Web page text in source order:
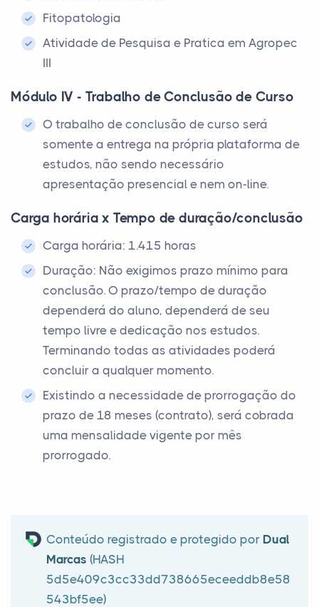
Fitopatologia
Atividade de Pesquisa e Pratica em Agropec
III
Módulo IV - Trabalho de Conclusão de Curso
O trabalho de conclusão de curso será
somente a entrega na própria plataforma de
estudos, não sendo necessário
apresentação presencial e nem on-line.
Carga horária x Tempo de duração/conclusão
Carga horária: 1.415 horas
Duração: Não exigimos prazo mínimo para
conclusão. O prazo/tempo de duração
dependerá do aluno, dependerá de seu
tempo livre e dedicação nos estudos.
Terminando todas as atividades poderá
concluir a qualquer momento.
Existindo a necessidade de prorrogação do
prazo de 18 meses (contrato), será cobrada
uma mensalidade vigente por mês
prorrogado.
Conteúdo registrado e protegido por Dual
Marcas (HASH
5d5e409c3cc33dd738665eceeddb8e58
543bf5ee)